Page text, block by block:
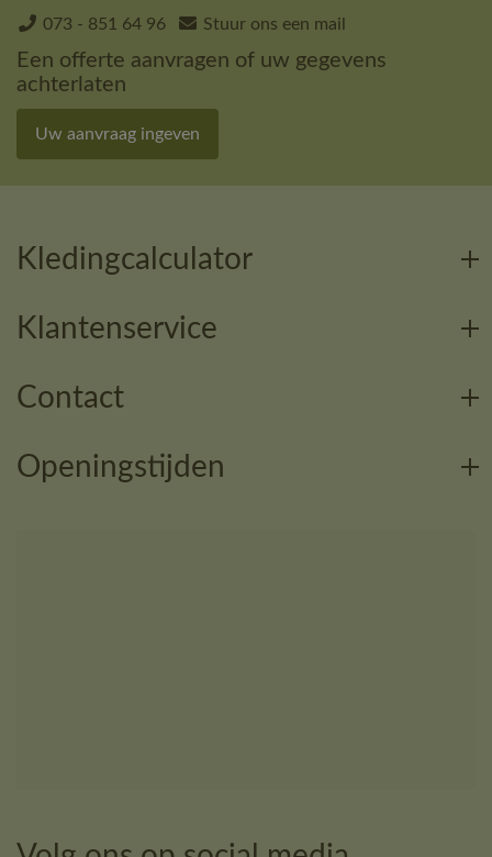
073 - 851 64 96 Stuur ons een mail
Een offerte aanvragen of uw gegevens
achterlaten
Uw aanvraag ingeven
Kledingcalculator
Klantenservice
Contact
Openingstijden